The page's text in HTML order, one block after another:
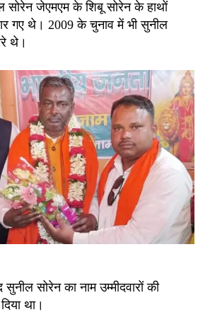
सोरेन जेएमएम के शिबू सोरेन के हाथों
गए थे। 2009 के चुनाव में भी सुनील
थे।
सोरेन का नाम उम्मीदवारों की
था।